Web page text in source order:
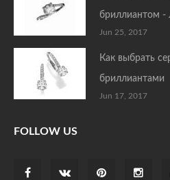
бриллиантом -
Jun 25, 2017
Как выбрать
бриллиантами
Jun 17, 2017
FOLLOW US